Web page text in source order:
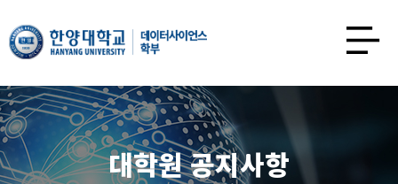
한양대학교
데이터사이언스학과
열기
대학원 공지사항